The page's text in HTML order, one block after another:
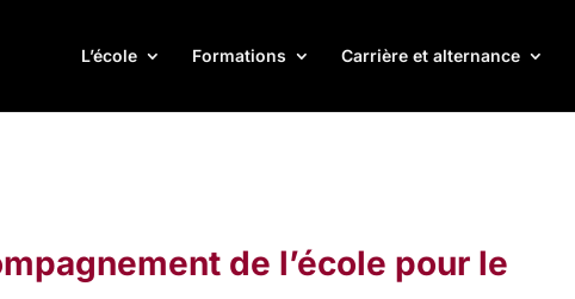
L’école Formations Carrière et alternance
de l’école pour le